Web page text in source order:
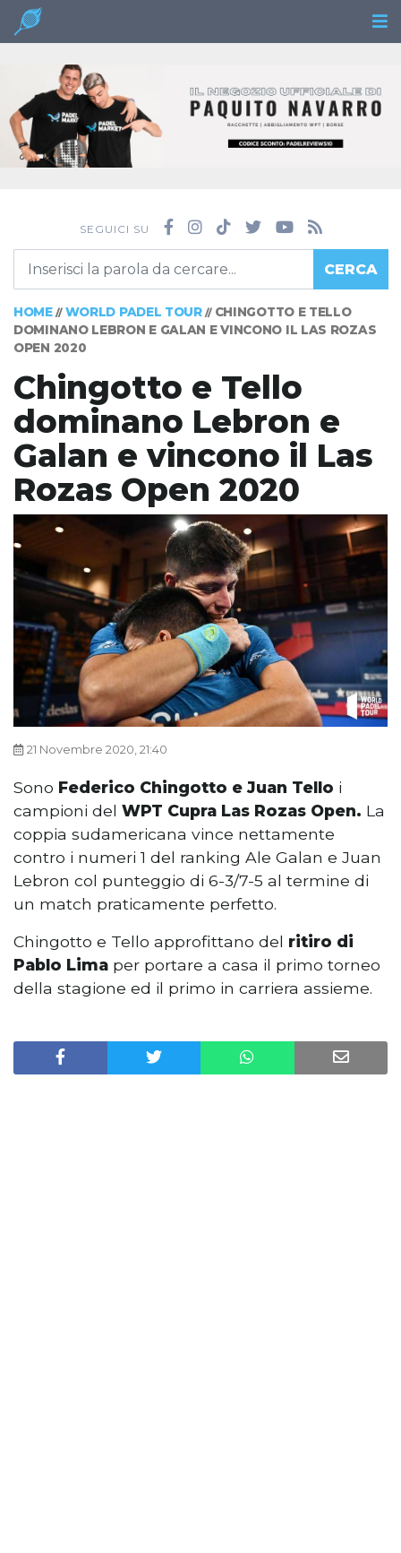
SEGUICI SU
CERCA
HOME// WORLD PADEL TOUR// CHINGOTTO E TELLO
DOMINANO LEBRON E GALAN E VINCONO IL LAS ROZAS
OPEN 2020
Chingotto e Tello
dominano Lebron e
Galan e vincono il Las
Rozas Open 2020
21 Novembre 2020, 21:40
Sono Federico Chingotto e Juan Tello i
campioni del WPT Cupra Las Rozas Open. La
coppia sudamericana vince nettamente
contro i numeri 1 del ranking Ale Galan e Juan
Lebron col punteggio di 6-3/7-5 al termine di
un match praticamente perfetto.
Chingotto e Tello approfittano del ritiro di
Pablo Lima per portare a casa il primo torneo
della stagione ed il primo in carriera assieme.